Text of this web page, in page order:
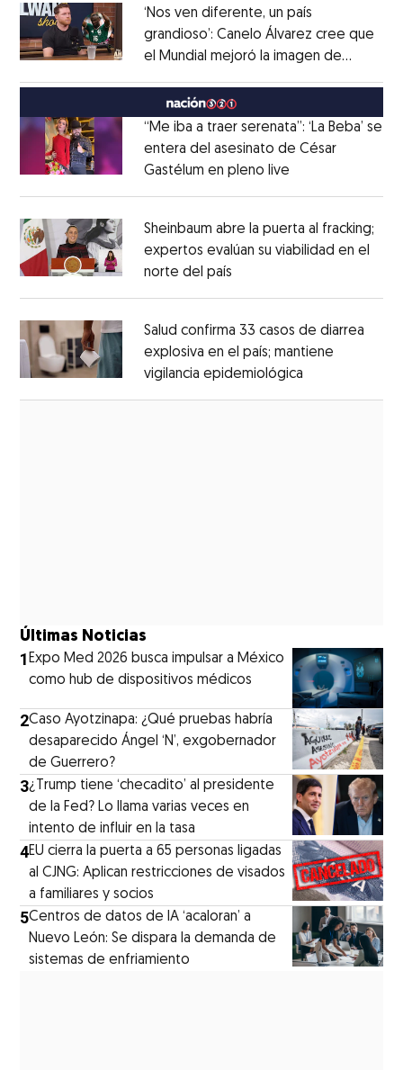
‘Nos ven diferente, un país
grandioso’: Canelo Álvarez cree que
el Mundial mejoró la imagen de
MéxicoOpens in new window
“Me iba a traer serenata”: ‘La Beba’ se
entera del asesinato de César
Gastélum en pleno live
Sheinbaum abre la puerta al fracking;
expertos evalúan su viabilidad en el
norte del país
Salud confirma 33 casos de diarrea
explosiva en el país; mantiene
vigilancia epidemiológica
Últimas Noticias
1Expo Med 2026 busca impulsar a México
como hub de dispositivos médicos
2Caso Ayotzinapa: ¿Qué pruebas habría
desaparecido Ángel ‘N’, exgobernador
de Guerrero?
3¿Trump tiene ‘checadito’ al presidente
de la Fed? Lo llama varias veces en
intento de influir en la tasa
4EU cierra la puerta a 65 personas ligadas
al CJNG: Aplican restricciones de visados
a familiares y socios
5Centros de datos de IA ‘acaloran’ a
Nuevo León: Se dispara la demanda de
sistemas de enfriamiento